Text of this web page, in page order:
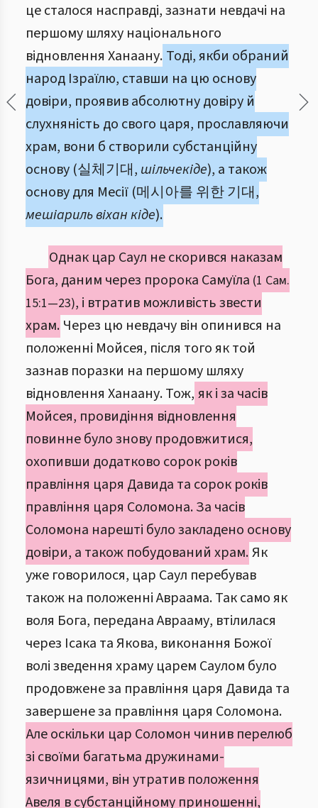
це сталося насправді, зазнати невдачі на
першому шляху національного
відновлення Ханаану. Тоді, якби обраний
народ Ізраїлю, ставши на цю основу
довіри, проявив абсолютну довіру й
слухняність до свого царя, прославляючи
храм, вони б створили субстанційну
основу (실체기대, шільчекіде), а також
основу для Месії (메시아를 위한 기대,
мешіариль віхан кіде).
Однак цар Саул не скорився наказам
Бога, даним через пророка Самуїла (1 Сам.
15:1—23), і втратив можливість звести
храм. Через цю невдачу він опинився на
положенні Мойсея, після того як той
зазнав поразки на першому шляху
відновлення Ханаану. Тож, як і за часів
Мойсея, провидіння відновлення
повинне було знову продовжитися,
охопивши додатково сорок років
правління царя Давида та сорок років
правління царя Соломона. За часів
Соломона нарешті було закладено основу
довіри, а також побудований храм.Як
уже говорилося, цар Саул перебував
також на положенні Авраама. Так само як
воля Бога, передана Аврааму, втілилася
через Ісака та Якова, виконання Божої
волі зведення храму царем Саулом було
продовжене за правління царя Давида та
завершене за правління царя Соломона.
Але оскільки цар Соломон чинив перелюб
зі своїми багатьма дружинами-
язичницями, він утратив положення
Авеля в субстанційному приношенні,